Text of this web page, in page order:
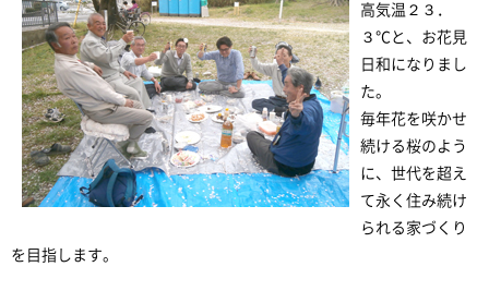
高気温２３．
３℃と、お花見
日和になりまし
た。
毎年花を咲かせ
続ける桜のよう
に、世代を超え
て永く住み続け
られる家づくり
を目指します。